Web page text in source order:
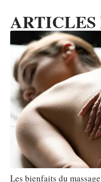
Les bienfaits du